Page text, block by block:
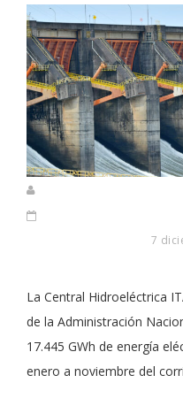
7
La Central Hidroeléctrica
de la Administración
17.445 GWh de energía
enero a noviembre del